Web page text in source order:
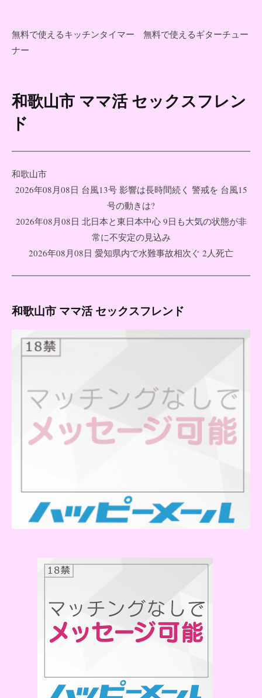
無料で使えるキッチンタイマー
無料で使えるギターチュー
ナー
コ
テ
へ
ス
ッ
和歌山市 ママ活 セックスフレン
ド
和歌山市
2026年08月08日 台風13号 影響は長時間続く 警戒を 台風15
号の動きは?
2026年08月08日 北日本と東日本中心 9日も大気の状態が非
常に不安定の見込み
2026年08月08日 愛知県内で水難事故相次ぐ 2人死亡
和歌山市 ママ活 セックスフレンド